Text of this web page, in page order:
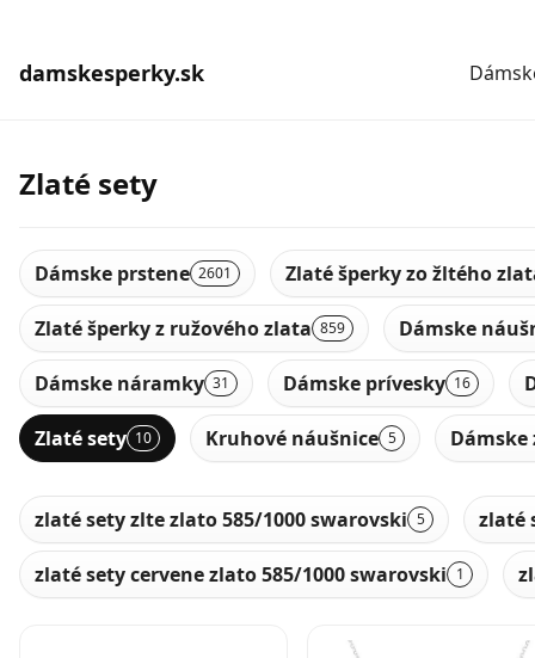
damskesperky.sk
Zlaté sety
Dámske prstene 2601 Zlaté šperky zo žltého
Zlaté šperky z ružového zlata 859 Dámske
Dámske náramky 31 Dámske prívesky 16
Zlaté sety 10 Kruhové náušnice 5
zlaté sety zlte zlato 585/1000 swarovski 5 zlaté
zlaté sety cervene zlato 585/1000 swarovski 1